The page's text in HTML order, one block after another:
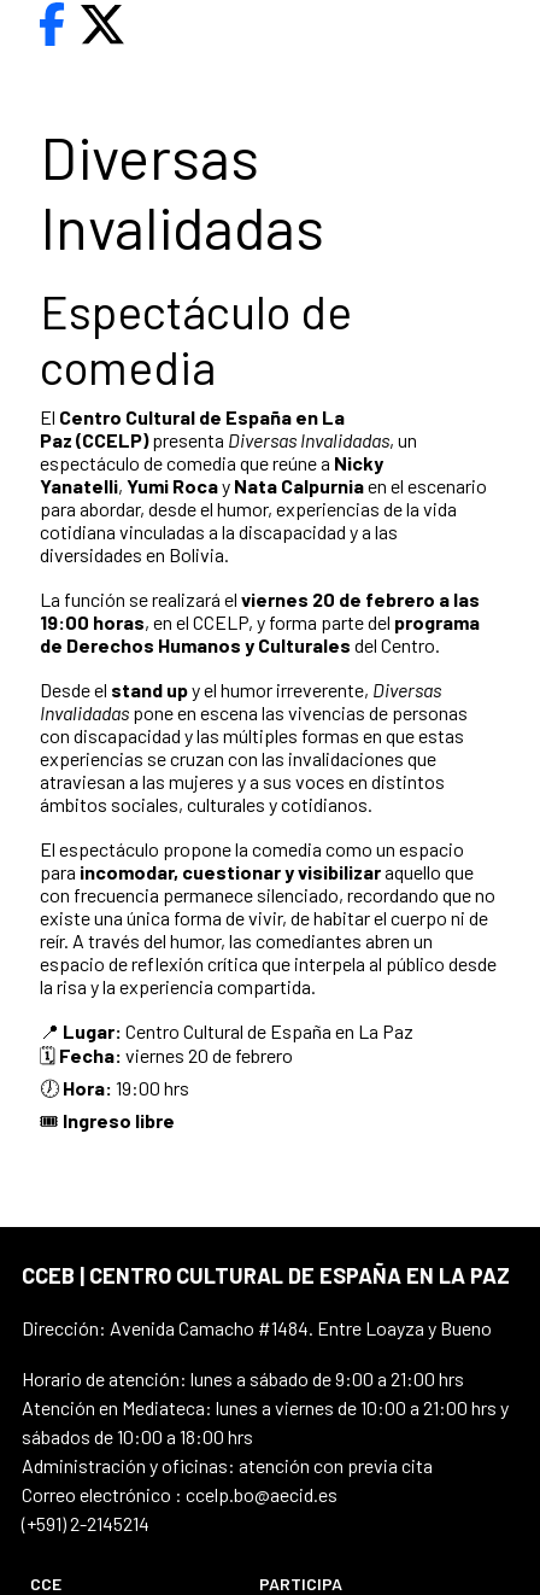
Diversas
Invalidadas
Espectáculo de
comedia
El Centro Cultural de España en La
Paz (CCELP)presenta Diversas Invalidadas, un
espectáculo de comedia que reúne a Nicky
Yanatelli, Yumi Rocay Nata Calpurniaen el escenario
para abordar, desde el humor, experiencias de la vida
cotidiana vinculadas a la discapacidad y a las
diversidades en Bolivia.
La función se realizará el viernes 20 de febrero a las
19:00 horas, en el CCELP, y forma parte del programa
de Derechos Humanos y Culturales del Centro.
Desde el stand upy el humor irreverente, Diversas
Invalidadas pone en escena las vivencias de personas
con discapacidad y las múltiples formas en que estas
experiencias se cruzan con las invalidaciones que
atraviesan a las mujeres y a sus voces en distintos
ámbitos sociales, culturales y cotidianos.
El espectáculo propone la comedia como un espacio
para incomodar, cuestionar y visibilizaraquello que
con frecuencia permanece silenciado, recordando que no
existe una única forma de vivir, de habitar el cuerpo ni de
reír. A través del humor, las comediantes abren un
espacio de reflexión crítica que interpela al público desde
la risa y la experiencia compartida.
📍 Lugar: Centro Cultural de España en La Paz
🗓️ Fecha: viernes 20 de febrero
🕖 Hora: 19:00 hrs
🎟️ Ingreso libre
CCEB | CENTRO CULTURAL DE ESPAÑA EN LA PAZ
Dirección: Avenida Camacho #1484. Entre Loayza y Bueno
Horario de atención: lunes a sábado de 9:00 a 21:00 hrs
Atención en Mediateca: lunes a viernes de 10:00 a 21:00 hrs y
sábados de 10:00 a 18:00 hrs
Administración y oficinas: atención con previa cita
Correo electrónico : ccelp.bo@aecid.es
(+591) 2-2145214
CCE PARTICIPA